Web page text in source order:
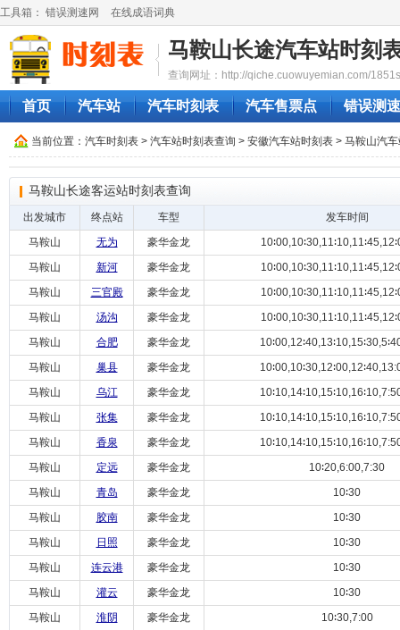
工具箱： 错误测速网 在线成语词典
马鞍山长途汽车站时刻
查询网址：http://qiche.cuowuyemian.com/
首页 汽车站 汽车时刻表 汽车售票点 错误测
当前位置： 汽车时刻表 > 汽车站时刻表查询 > 安徽汽车站时刻表 > 马鞍山汽
马鞍山长途客运站时刻表查询
出发城市 终点站 车型
发车时间
马鞍山
无为 豪华金龙
马鞍山
新河 豪华金龙
马鞍山
三官殿 豪华金龙
马鞍山
汤沟 豪华金龙
马鞍山
合肥 豪华金龙
马鞍山
巢县 豪华金龙
马鞍山
乌江 豪华金龙
马鞍山
张集 豪华金龙
马鞍山
香泉 豪华金龙
马鞍山
定远 豪华金龙
10∶20,6:00,7:30
马鞍山
青岛 豪华金龙
10∶30
马鞍山
胶南 豪华金龙
10∶30
马鞍山
日照 豪华金龙
10∶30
马鞍山
连云港 豪华金龙
10∶30
马鞍山
灌云 豪华金龙
10∶30
马鞍山
淮阴 豪华金龙
10∶30,7:00